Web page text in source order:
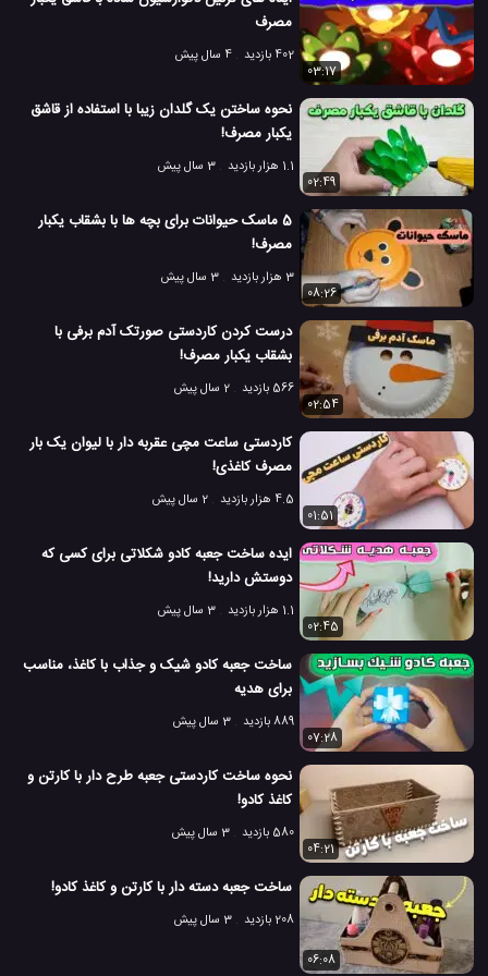
مصرف
402 بازدید
4 سال پیش
03:17
نحوه ساختن یک گلدان زیبا با استفاده از قاشق
یکبار مصرف!
1.1 هزار بازدید
3 سال پیش
02:49
5 ماسک حیوانات برای بچه ها با بشقاب یکبار
مصرف!
3 هزار بازدید
3 سال پیش
08:26
درست کردن کاردستی صورتک آدم برفی با
بشقاب یکبار مصرف!
566 بازدید
2 سال پیش
02:54
کاردستی ساعت مچی عقربه دار با لیوان یک بار
مصرف کاغذی!
4.5 هزار بازدید
2 سال پیش
01:51
ایده ساخت جعبه کادو شکلاتی برای کسی که
دوستش دارید!
1.1 هزار بازدید
3 سال پیش
02:45
ساخت جعبه کادو شیک و جذاب با کاغذ، مناسب
برای هدیه
889 بازدید
3 سال پیش
07:28
نحوه ساخت کاردستی جعبه طرح دار با کارتن و
کاغذ کادو!
580 بازدید
3 سال پیش
04:21
ساخت جعبه دسته دار با کارتن و کاغذ کادو!
208 بازدید 3 سال پیش
06:08